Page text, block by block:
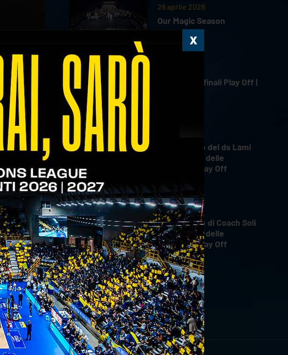
28 aprile 2026
Our Magic Season
Gara 4 Semifinali Play Off |
Il commento del ds Lami
dopo Gara 4 delle
Semifinali Play Off
INTERVIEWS
18 aprile 2026
Il commento di Coach Soli
dopo Gara 4 delle
Semifinali Play Off